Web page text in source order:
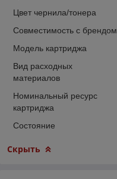
Цвет чернила/тонера
Совместимость с брендом
Модель картриджа
Вид расходных
материалов
Номинальный ресурс
картриджа
Состояние
Скрыть